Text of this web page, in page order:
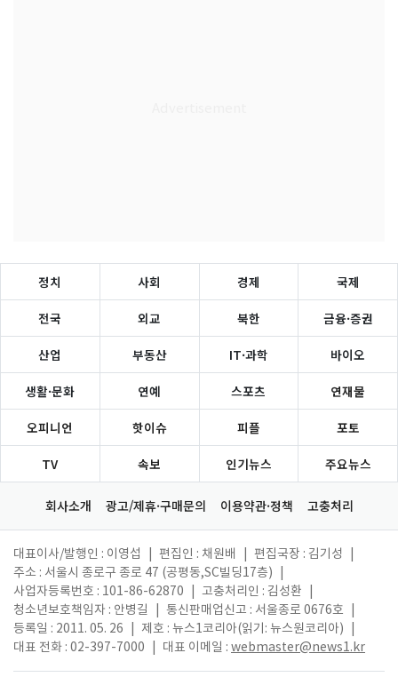
정치 사회 경제 국제
전국 외교 북한 금융·증권
산업 부동산 IT·과학 바이오
생활·문화 연예 스포츠 연재물
오피니언 핫이슈 피플 포토
TV 속보 인기뉴스 주요뉴스
회사소개 광고/제휴·구매문의 이용약관·정책 고충처리
대표이사/발행인 : 이영섭 편집인 : 채원배 편집국장 : 김기성
주소 : 서울시 종로구 종로 47 (공평동,SC빌딩17층)
사업자등록번호 : 101-86-62870
고충처리인 : 김성환
청소년보호책임자 : 안병길
통신판매업신고 : 서울종로 0676호
등록일 : 2011. 05. 26
제호 : 뉴스1코리아(읽기: 뉴스원코리아)
대표 전화 : 02-397-7000
대표 이메일 : webmaster@news1.kr